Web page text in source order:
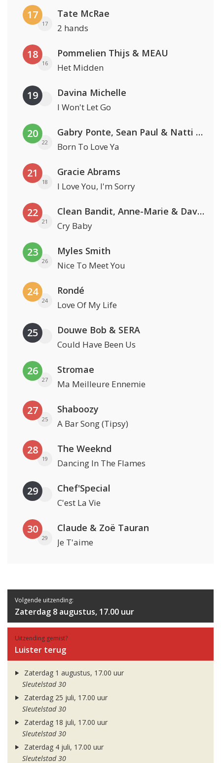
17
17
Tate McRae
2 hands
18
16
Pommelien Thijs & MEAU
Het Midden
19 Davina Michelle
I Won't Let Go
20
22
Gabry Ponte, Sean Paul & Natti Natasha
Born To Love Ya
21
18
Gracie Abrams
I Love You, I'm Sorry
22
21
Clean Bandit, Anne-Marie & David Guetta
Cry Baby
23
26
Myles Smith
Nice To Meet You
24
24
Rondé
Love Of My Life
25 Douwe Bob & SERA
Could Have Been Us
26
27
Stromae
Ma Meilleure Ennemie
27
25
Shaboozy
A Bar Song (Tipsy)
28
19
The Weeknd
Dancing In The Flames
29 Chef'Special
C'est La Vie
30
29
Claude & Zoë Tauran
Je T'aime
Volgende uitzending:
Zaterdag 8 augustus, 17.00 uur
Uitzending gemist?
Luister terug
Zaterdag 1 augustus, 17.00 uur
Sleutelstad 30
Zaterdag 25 juli, 17.00 uur
Sleutelstad 30
Zaterdag 18 juli, 17.00 uur
Sleutelstad 30
Zaterdag 4 juli, 17.00 uur
Sleutelstad 30